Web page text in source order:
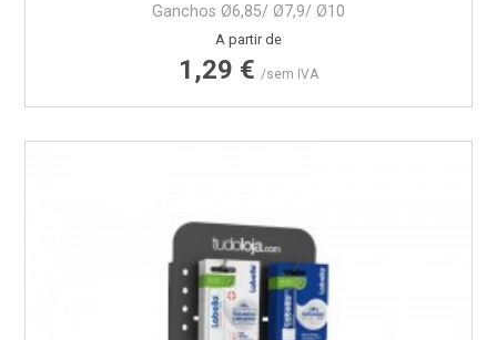
Ganchos Ø6,85/ Ø7,9/ Ø10
Preço
A partir de
1,29 € /sem IVA